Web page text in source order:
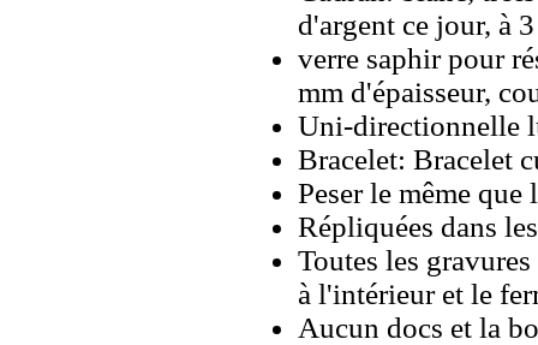
d'argent ce jour, à 3
verre saphir pour
mm d'épaisseur,
Uni-directionnelle
Bracelet: Bracelet
Peser le même
Répliquées dans
Toutes les
à l'intérieur et le
Aucun docs et la